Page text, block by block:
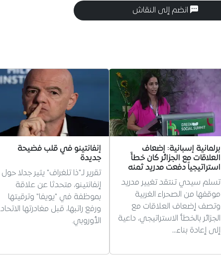
انضم إلى النقاش
برلمانية إسبانية: إضعاف
العلاقات مع الجزائر كان خطأً
استراتيجياً دفعت مدريد ثمنه
تسلم سيدي تنتقد تغيير مدريد
موقفها من الصحراء الغربية
وتصف إضعاف العلاقات مع
الجزائر بالخطأ الاستراتيجي، داعية
إلى إعادة بناء…
إنفانتينو في قلب فضيحة
جديدة
تقرير لـ"ذا تلغراف" يثير جدلا حول
إنفانتينو، متحدثا عن علاقة
بموظفة في "يويفا" وترقيتها
ورفع راتبها، قبل مغادرتها الاتحاد
الأوروبي.